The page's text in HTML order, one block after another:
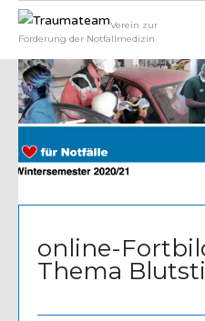
Verein zur
Förderung der Notfallmedizin
online-
Thema